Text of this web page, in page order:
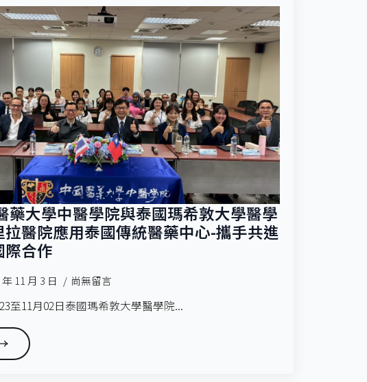
藥大學中醫學院與泰國瑪希敦大學醫學
拉醫院應用泰國傳統醫藥中心-攜手共進
際合作
11 月 3 日 尚無留言
至11月02日泰國瑪希敦大學醫學院...